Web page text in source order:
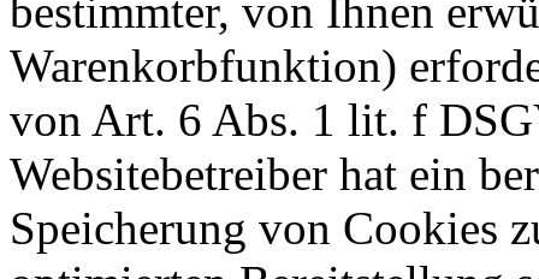
bestimmter, von Ihnen
Warenkorbfunktion)
von Art. 6 Abs. 1 lit. f
Websitebetreiber hat ein
Speicherung von Cookies